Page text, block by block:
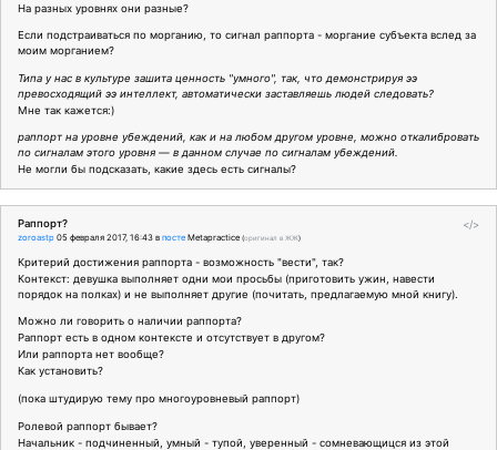
На разных уровнях они разные?
Если подстраиваться по морганию, то сигнал раппорта - моргание субъекта вслед за
моим морганием?
Типа у нас в культуре зашита ценность "умного", так, что демонстрируя ээ
превосходящий ээ интеллект, автоматически заставляешь людей следовать?
Мне так кажется:)
раппорт на уровне убеждений, как и на любом другом уровне, можно откалибровать
по сигналам этого уровня — в данном случае по сигналам убеждений.
Не могли бы подсказать, какие здесь есть сигналы?
</>
Раппорт?
zoroastp 05 февраля 2017, 16:43 в посте Metapractice (оригинал в ЖЖ)
Критерий достижения раппорта - возможность "вести", так?
Контекст: девушка выполняет одни мои просьбы (приготовить ужин, навести
порядок на полках) и не выполняет другие (почитать, предлагаемую мной книгу).
Можно ли говорить о наличии раппорта?
Раппорт есть в одном контексте и отсутствует в другом?
Или раппорта нет вообще?
Как установить?
(пока штудирую тему про многоуровневый раппорт)
Ролевой раппорт бывает?
Начальник - подчиненный, умный - тупой, уверенный - сомневающицся из этой